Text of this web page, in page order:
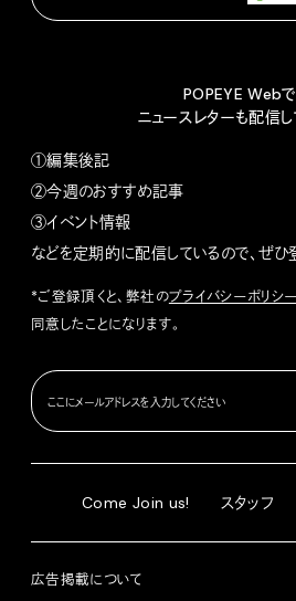
POPEYE Web
ニュースレターも配信し
①編集後記
②今週のおすすめ記事
③イベント情報
などを定期的に配信しているので、ぜひ
*ご登録頂くと、弊社のプライバシーポリシー
同意したことになります。
Come Join us! スタッフ
広告掲載について